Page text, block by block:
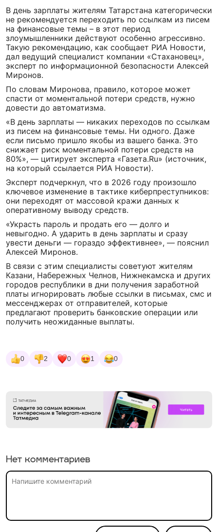
В день зарплаты жителям Татарстана категорически
не рекомендуется переходить по ссылкам из писем
на финансовые темы – в этот период
злоумышленники действуют особенно агрессивно.
Такую рекомендацию, как сообщает РИА Новости,
дал ведущий специалист компании «Стахановец»,
эксперт по информационной безопасности Алексей
Миронов.
По словам Миронова, правило, которое может
спасти от моментальной потери средств, нужно
довести до автоматизма.
«В день зарплаты — никаких переходов по ссылкам
из писем на финансовые темы. Ни одного. Даже
если письмо пришло якобы из вашего банка. Это
снижает риск моментальной потери средств на
80%», — цитирует эксперта «Газета.Ru» (источник,
на который ссылается РИА Новости).
Эксперт подчеркнул, что в 2026 году произошло
ключевое изменение в тактике киберпреступников:
они переходят от массовой кражи данных к
оперативному выводу средств.
«Украсть пароль и продать его — долго и
невыгодно. А ударить в день зарплаты и сразу
увести деньги — гораздо эффективнее», — пояснил
Алексей Миронов.
В связи с этим специалисты советуют жителям
Казани, Набережных Челнов, Нижнекамска и других
городов республики в дни получения заработной
платы игнорировать любые ссылки в письмах, смс и
мессенджерах от отправителей, которые
предлагают проверить банковские операции или
получить неожиданные выплаты.
0 2 0 1 0
Нет комментариев